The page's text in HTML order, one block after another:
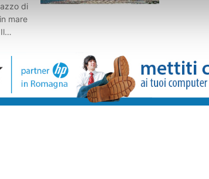
di
mare
per
era in
Il
a un